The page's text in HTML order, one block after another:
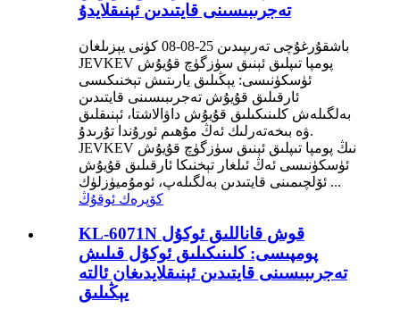
تەجرىبىسىنى قايتىدىن ئېنىقلايدۇ
باشقۇرغۇچى تەرىپىدىن 25-08-08 كۈنى يېزىلغان
JEVKEV پومپا تىپلىق ئېنىق سۈزگۈچ قۇيۇش
ئۈسكۈنىسى: يېڭىلىق يارىتىش تېخنىكىسى
ئارقىلىق قۇيۇش تەجرىبىسىنى قايتىدىن
بەلگىلەش كلىنىكىلىق قۇيۇش داۋالاشتا، ئېنىقلىق
ۋە بىخەتەرلىك ئەڭ مۇھىم ئورۇندا تۇرىدۇ.
JEVKEV نىڭ پومپا تىپلىق ئېنىق سۈزگۈچ قۇيۇش
ئۈسكۈنىسى ئەڭ ئىلغار تېخنىكا ئارقىلىق قۇيۇش
ئۆلچىمىنى قايتىدىن بەلگىلەپ، ئومۇميۈزلۈك ...
كۆپرەك ئوقۇڭ
KL-6071N قوش قاناللىق ئوكۇل
پومپىسى: كلىنىكىلىق ئوكۇل قىلىش
تەجرىبىسىنى قايتىدىن ئېنىقلايدىغان ئالتە
يېڭىلىق